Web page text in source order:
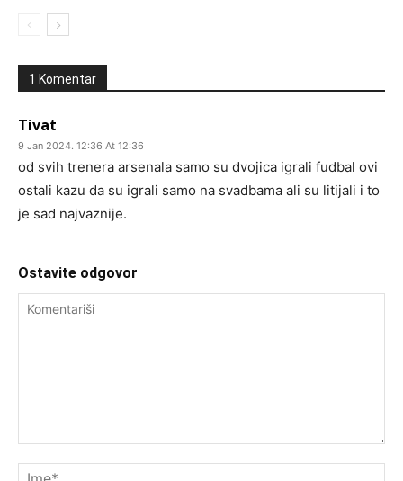
1 Komentar
Tivat
9 Jan 2024. 12:36 At 12:36
od svih trenera arsenala samo su dvojica igrali fudbal ovi
ostali kazu da su igrali samo na svadbama ali su litijali i to
je sad najvaznije.
Ostavite odgovor